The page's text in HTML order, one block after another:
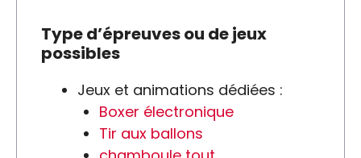
Type d’épreuves ou de jeux
possibles
Jeux et animations dédiées :
Boxer électronique
Tir aux ballons